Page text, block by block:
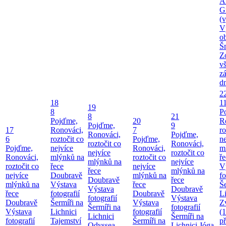
17
6
Pojďme,
Ronováci,
roztočit co
nejvíce
mlýnků na
řece
Doubravě
Výstava
fotografií
18
8
Pojďme,
Ronováci,
roztočit co
nejvíce
mlýnků na
řece
Doubravě
Výstava
fotografií
Šermíři na
Lichnici
Tajemství
19
8
Pojďme,
Ronováci,
roztočit co
nejvíce
mlýnků na
řece
Doubravě
Výstava
fotografií
Šermíři na
Lichnici
20
7
Pojďme,
Ronováci,
roztočit co
nejvíce
mlýnků na
řece
Doubravě
Výstava
fotografií
Šermíři na
21
9
Pojďme,
Ronováci,
roztočit co
nejvíce
mlýnků na
řece
Doubravě
Výstava
fotografií
Šermíři na